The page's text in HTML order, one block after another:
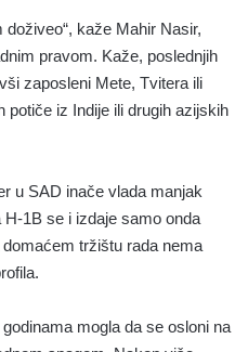
kaže Mahir Nasir,
pravom. Kaže, poslednjih
zaposleni Mete, Tvitera ili
potiče iz Indije ili drugih azijskih
u SAD inače vlada manjak
1B se i izdaje samo onda
tržištu rada nema
mogla da se osloni na